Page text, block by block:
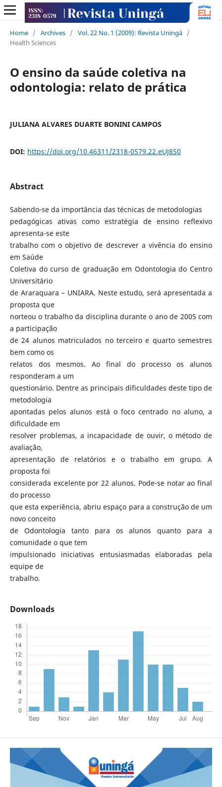
Home / Archives / Vol. 22 No. 1 (2009): Revista Uningá /
Health Sciences
O ensino da saúde coletiva na
odontologia: relato de prática
JULIANA ALVARES DUARTE BONINI CAMPOS
DOI: https://doi.org/10.46311/2318-0579.22.eUJ850
Abstract
Sabendo-se da importância das técnicas de metodologias
pedagógicas ativas como estratégia de ensino reflexivo
apresenta-se este
trabalho com o objetivo de descrever a vivência do ensino
em Saúde
Coletiva do curso de graduação em Odontologia do Centro
Universitário
de Araraquara – UNIARA. Neste estudo, será apresentada a
proposta que
norteou o trabalho da disciplina durante o ano de 2005 com
a participação
de 24 alunos matriculados no terceiro e quarto semestres
bem como os
relatos dos mesmos. Ao final do processo os alunos
responderam a um
questionário. Dentre as principais dificuldades deste tipo de
metodologia
apontadas pelos alunos está o foco centrado no aluno, a
dificuldade em
resolver problemas, a incapacidade de ouvir, o método de
avaliação,
apresentação de relatórios e o trabalho em grupo. A
proposta foi
considerada excelente por 22 alunos. Pode-se notar ao final
do processo
que esta experiência, abriu espaço para a construção de um
novo conceito
de Odontologia tanto para os alunos quanto para a
comunidade o que tem
impulsionado iniciativas entusiasmadas elaboradas pela
equipe de
trabalho.
Downloads